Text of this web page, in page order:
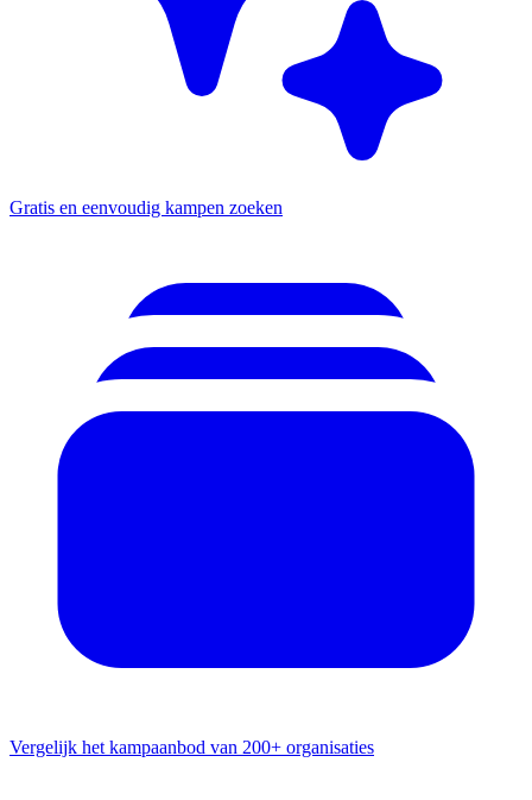
Gratis en eenvoudig kampen zoeken
Vergelijk het kampaanbod van 200+ organisaties